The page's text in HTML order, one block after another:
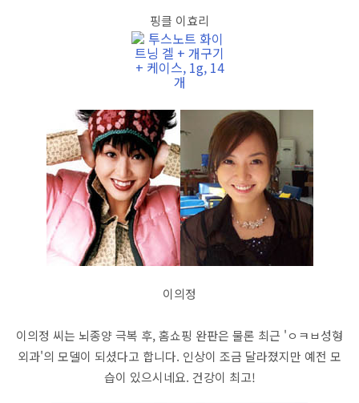
핑클 이효리
이의정
이의정 씨는 뇌종양 극복 후, 홈쇼핑 완판은 물론 최근 'ㅇㅋㅂ성형
외과'의 모델이 되셨다고 합니다. 인상이 조금 달라졌지만 예전 모
습이 있으시네요. 건강이 최고!